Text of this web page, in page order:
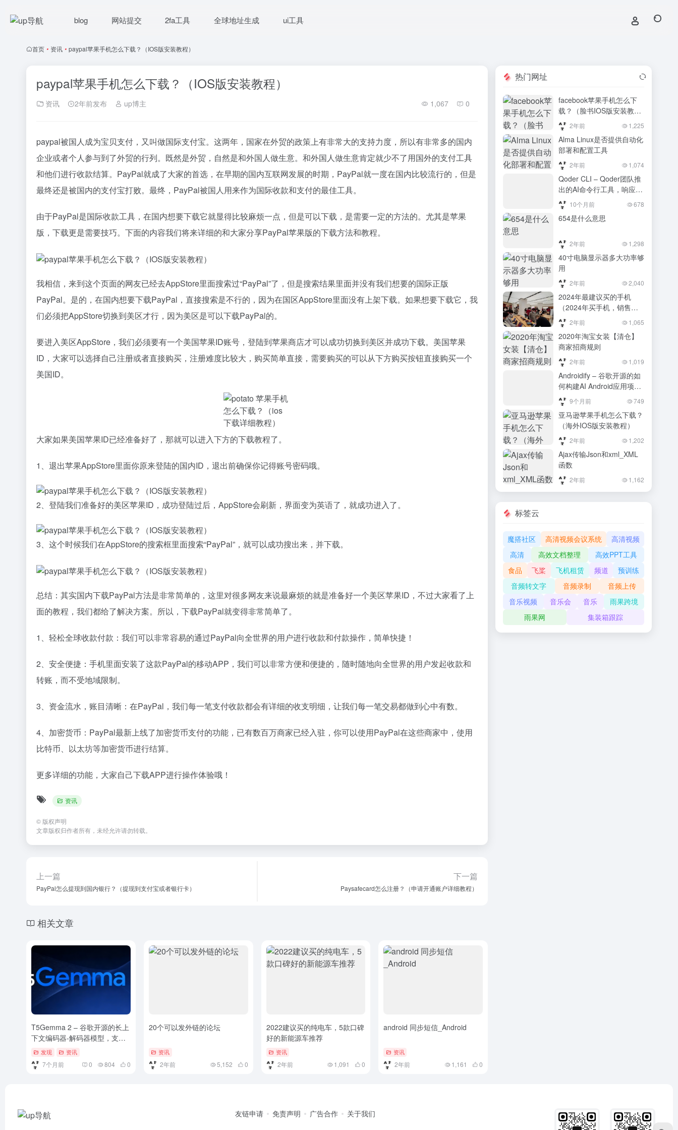
blog 网站提交 2fa工具 全球地址生成 ui工具
首页 • 资讯 • paypal苹果手机怎么下载？（IOS版安装教程）
paypal苹果手机怎么下载？（IOS版安装教程）
资讯 2年前发布 up博主 1,067 0
paypal被国人成为宝贝支付，又叫做国际支付宝。这两年，国家在外贸的政策上有非常大的支持力度，所以有非常多的国内
企业或者个人参与到了外贸的行列。既然是外贸，自然是和外国人做生意。和外国人做生意肯定就少不了用国外的支付工具
和他们进行收款结算。PayPal就成了大家的首选，在早期的国内互联网发展的时期，PayPal就一度在国内比较流行的，但是
最终还是被国内的支付宝打败。最终，PayPal被国人用来作为国际收款和支付的最佳工具。
由于PayPal是国际收款工具，在国内想要下载它就显得比较麻烦一点，但是可以下载，是需要一定的方法的。尤其是苹果
版，下载更是需要技巧。下面的内容我们将来详细的和大家分享PayPal苹果版的下载方法和教程。
我相信，来到这个页面的网友已经去AppStore里面搜索过“PayPal”了，但是搜索结果里面并没有我们想要的国际正版
PayPal。是的，在国内想要下载PayPal，直接搜索是不行的，因为在国区AppStore里面没有上架下载。如果想要下载它，我
们必须把AppStore切换到美区才行，因为美区是可以下载PayPal的。
要进入美区AppStore，我们必须要有一个美国苹果ID账号，登陆到苹果商店才可以成功切换到美区并成功下载。美国苹果
ID，大家可以选择自己注册或者直接购买，注册难度比较大，购买简单直接，需要购买的可以从下方购买按钮直接购买一个
美国ID。
大家如果美国苹果ID已经准备好了，那就可以进入下方的下载教程了。
1、退出苹果AppStore里面你原来登陆的国内ID，退出前确保你记得账号密码哦。
2、登陆我们准备好的美区苹果ID，成功登陆过后，AppStore会刷新，界面变为英语了，就成功进入了。
3、这个时候我们在AppStore的搜索框里面搜索“PayPal”，就可以成功搜出来，并下载。
总结：其实国内下载PayPal方法是非常简单的，这里对很多网友来说最麻烦的就是准备好一个美区苹果ID，不过大家看了上
面的教程，我们都给了解决方案。所以，下载PayPal就变得非常简单了。
1、轻松全球收款付款：我们可以非常容易的通过PayPal向全世界的用户进行收款和付款操作，简单快捷！
2、安全便捷：手机里面安装了这款PayPal的移动APP，我们可以非常方便和便捷的，随时随地向全世界的用户发起收款和
转账，而不受地域限制。
3、资金流水，账目清晰：在PayPal，我们每一笔支付收款都会有详细的收支明细，让我们每一笔交易都做到心中有数。
4、加密货币：PayPal最新上线了加密货币支付的功能，已有数百万商家已经入驻，你可以使用PayPal在这些商家中，使用
比特币、以太坊等加密货币进行结算。
更多详细的功能，大家自己下载APP进行操作体验哦！
资讯
© 版权声明
文章版权归作者所有，未经允许请勿转载。
上一篇
PayPal怎么提现到国内银行？（提现到支付宝或者银行卡）
下一篇
Paysafecard怎么注册？（申请开通账户详细教程）
相关文章
T5Gemma 2 – 谷歌开源的长上
下文编码器-解码器模型，支持
超过 140 种语言
发现 资讯
7个月前 0 804 0
20个可以发外链的论坛
资讯
2年前 5,152 0
2022建议买的纯电车，5款口碑
好的新能源车推荐
资讯
2年前 1,091 0
android 同步短信_Android
资讯
2年前 1,161 0
热门网址
facebook苹果手机怎么下
载？（脸书IOS版安装教
程）2年前 1,225
Alma Linux是否提供自动化
部署和配置工具
2年前 1,074
Qoder CLI – Qoder团队推
出的AI命令行工具，响应时
间不到 200 毫秒
10个月前 678
654是什么意思
2年前 1,298
40寸电脑显示器多大功率够
用
2年前 2,040
2024年最建议买的手机
（2024年买手机，销售为
何不建议256G的？这三个
原因很真实，别不懂）
2024年买手机，销售为何
不建议256G的？这三个原
因很真实，别不懂
2年前 1,065
2020年淘宝女装【清仓】
商家招商规则
2年前 1,019
Androidify – 谷歌开源的如
何构建AI Android应用项
目，创建个性化安卓机器人
9个月前 749
亚马逊苹果手机怎么下载？
（海外IOS版安装教程）
2年前 1,202
Ajax传输Json和xml_XML
函数
2年前 1,162
标签云
魔搭社区 高清视频会议系统
高清视频
高清
高效文档整理
高效PPT工具
食品
飞桨 飞机租赁 频道
预训练
音频转文字
音频录制
音频上传
音乐视频
音乐会 音乐
雨果跨境
雨果网
集装箱跟踪
友链申请 免责声明 广告合作 关于我们